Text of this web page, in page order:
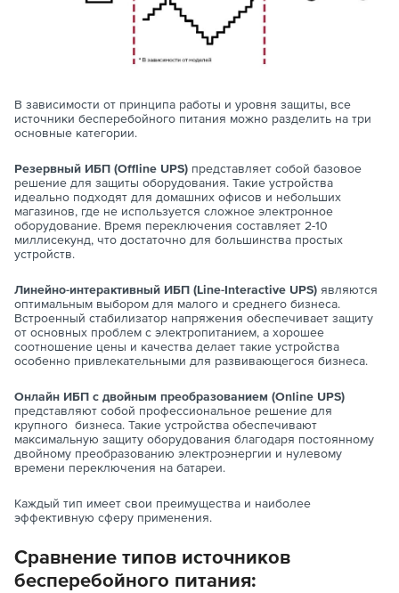
В зависимости от принципа работы и уровня защиты, все
источники бесперебойного питания можно разделить на три
основные категории.
Резервный ИБП (Offline UPS) представляет собой базовое
решение для защиты оборудования. Такие устройства
идеально подходят для домашних офисов и небольших
магазинов, где не используется сложное электронное
оборудование. Время переключения составляет 2-10
миллисекунд, что достаточно для большинства простых
устройств.
Линейно-интерактивный ИБП (Line-Interactive UPS) являются
оптимальным выбором для малого и среднего бизнеса.
Встроенный стабилизатор напряжения обеспечивает защиту
от основных проблем с электропитанием, а хорошее
соотношение цены и качества делает такие устройства
особенно привлекательными для развивающегося бизнеса.
Онлайн ИБП с двойным преобразованием (Online UPS)
представляют собой профессиональное решение для
крупного бизнеса. Такие устройства обеспечивают
максимальную защиту оборудования благодаря постоянному
двойному преобразованию электроэнергии и нулевому
времени переключения на батареи.
Каждый тип имеет свои преимущества и наиболее
эффективную сферу применения.
Сравнение типов источников
бесперебойного питания: